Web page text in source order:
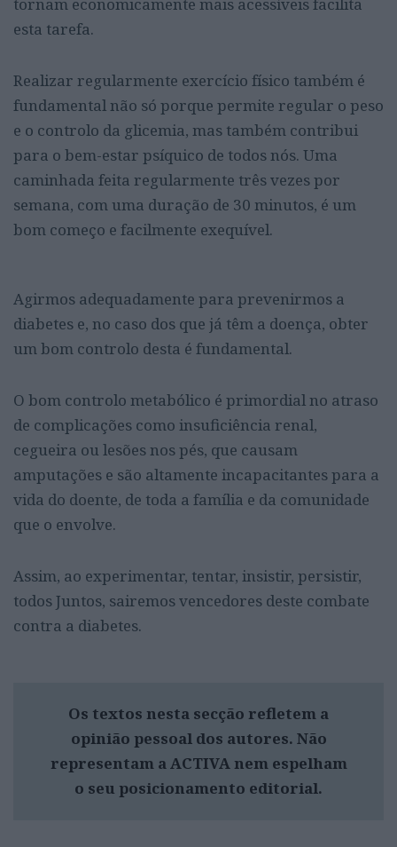
tornam economicamente mais acessíveis facilita
esta tarefa.
Realizar regularmente exercício físico também é
fundamental não só porque permite regular o peso
e o controlo da glicemia, mas também contribui
para o bem-estar psíquico de todos nós. Uma
caminhada feita regularmente três vezes por
semana, com uma duração de 30 minutos, é um
bom começo e facilmente exequível.
Agirmos adequadamente para prevenirmos a
diabetes e, no caso dos que já têm a doença, obter
um bom controlo desta é fundamental.
O bom controlo metabólico é primordial no atraso
de complicações como insuficiência renal,
cegueira ou lesões nos pés, que causam
amputações e são altamente incapacitantes para a
vida do doente, de toda a família e da comunidade
que o envolve.
Assim, ao experimentar, tentar, insistir, persistir,
todos Juntos, sairemos vencedores deste combate
contra a diabetes.
Os textos nesta secção refletem a
opinião pessoal dos autores. Não
representam a ACTIVA nem espelham
o seu posicionamento editorial.